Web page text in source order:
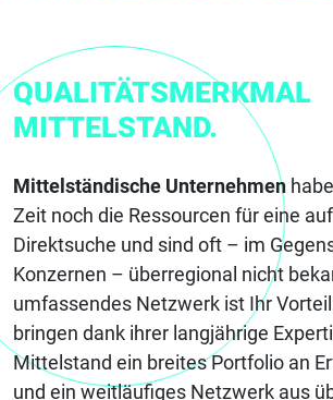
QUALITÄTSMERKMAL
MITTELSTAND.
Mittelständische Unternehmen
Zeit noch die Ressourcen für eine
Direktsuche und sind oft – im
Konzernen – überregional nicht
umfassendes Netzwerk ist Ihr
bringen dank ihrer langjährige
Mittelstand ein breites Portfolio an
und ein weitläufiges Netzwerk aus